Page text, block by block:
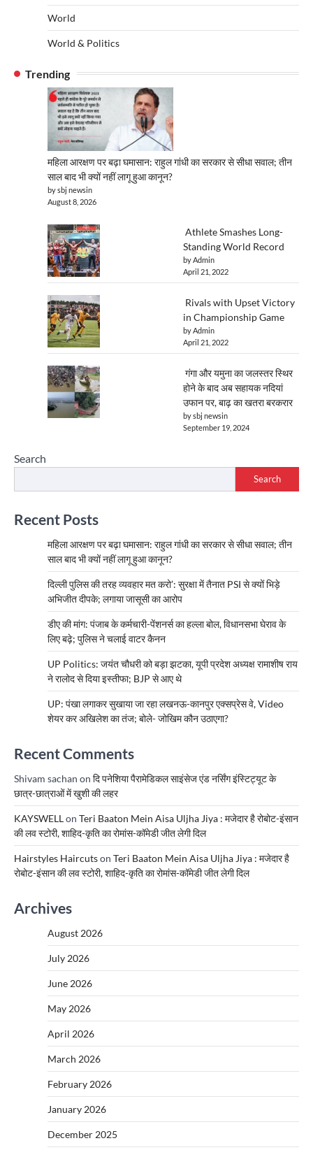
World
World & Politics
Trending
महिला आरक्षण पर बढ़ा घमासान: राहुल गांधी का सरकार से सीधा सवाल; तीन
साल बाद भी क्यों नहीं लागू हुआ कानून?
by sbj newsin
August 8, 2026
Athlete Smashes Long-
Standing World Record
by Admin
April 21, 2022
Rivals with Upset Victory
in Championship Game
by Admin
April 21, 2022
गंगा और यमुना का जलस्तर स्थिर
होने के बाद अब सहायक नदियां
उफान पर, बाढ़ का खतरा बरकरार
by sbj newsin
September 19, 2024
Search
Search
Recent Posts
महिला आरक्षण पर बढ़ा घमासान: राहुल गांधी का सरकार से सीधा सवाल; तीन
साल बाद भी क्यों नहीं लागू हुआ कानून?
दिल्ली पुलिस की तरह व्यवहार मत करो’: सुरक्षा में तैनात PSI से क्यों भिड़े
अभिजीत दीपके; लगाया जासूसी का आरोप
डीए की मांग: पंजाब के कर्मचारी-पेंशनर्स का हल्ला बोल, विधानसभा घेराव के
लिए बढ़े; पुलिस ने चलाई वाटर कैनन
UP Politics: जयंत चौधरी को बड़ा झटका, यूपी प्रदेश अध्यक्ष रामाशीष राय
ने रालोद से दिया इस्तीफा; BJP से आए थे
UP: पंखा लगाकर सुखाया जा रहा लखनऊ-कानपुर एक्सप्रेस वे, Video
शेयर कर अखिलेश का तंज; बोले- जोखिम कौन उठाएगा?
Recent Comments
Shivam sachan on दि पनेशिया पैरामेडिकल साइंसेज एंड नर्सिंग इंस्टिट्यूट के
छात्र-छात्राओं में खुशी की लहर
KAYSWELLon Teri Baaton Mein Aisa Uljha Jiya : मजेदार है रोबोट-इंसान
की लव स्टोरी, शाहिद-कृति का रोमांस-कॉमेडी जीत लेगी दिल
Hairstyles Haircutson Teri Baaton Mein Aisa Uljha Jiya : मजेदार है
रोबोट-इंसान की लव स्टोरी, शाहिद-कृति का रोमांस-कॉमेडी जीत लेगी दिल
Archives
August 2026
July 2026
June 2026
May 2026
April 2026
March 2026
February 2026
January 2026
December 2025